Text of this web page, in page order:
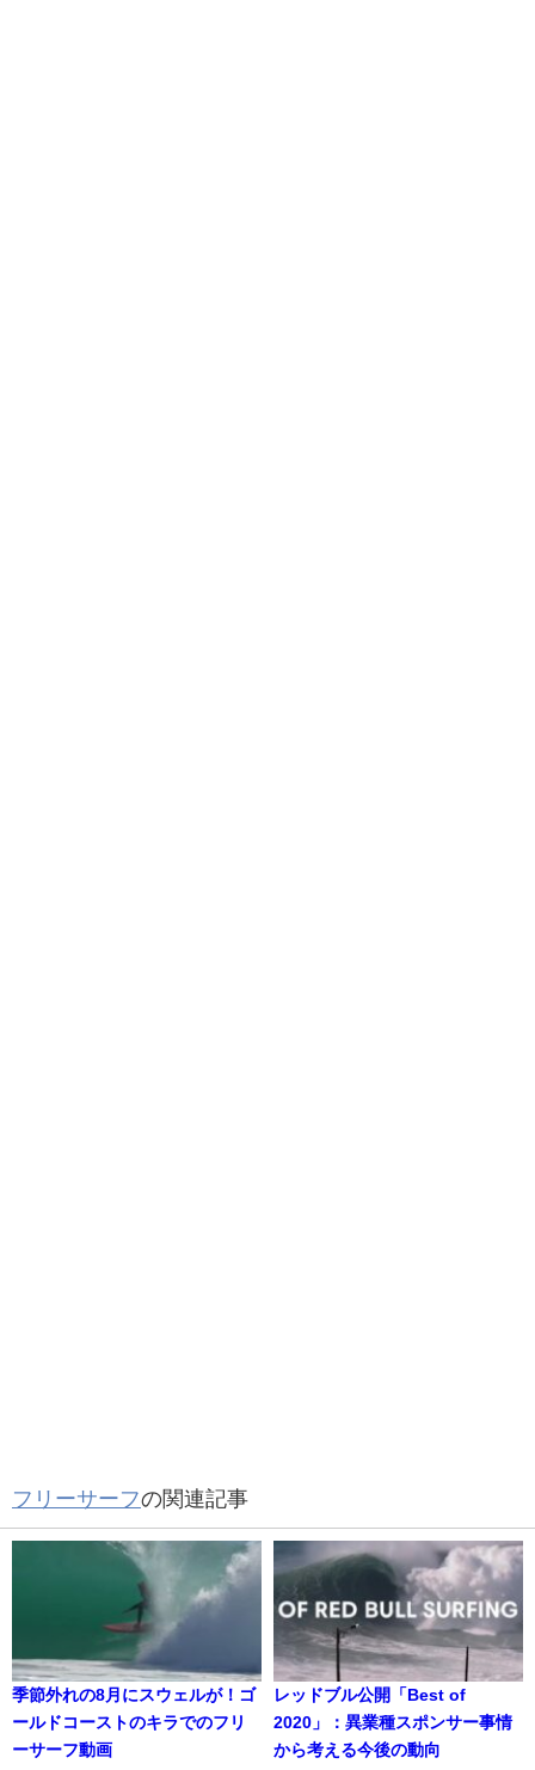
フリーサーフの関連記事
季節外れの8月にスウェルが！ゴ
ールドコーストのキラでのフリ
ーサーフ動画
レッドブル公開「Best of
2020」：異業種スポンサー事情
から考える今後の動向